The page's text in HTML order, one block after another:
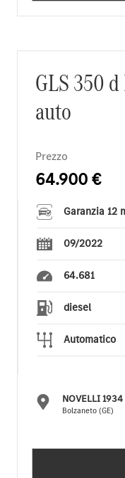
GLS 350
auto
Prezzo
64.900 €
Garanzia 12
09/2022
64.681
diesel
Automatico
NOVELLI 1934
Bolzaneto (GE)